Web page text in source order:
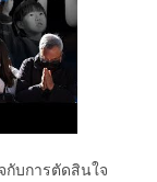
กับการตัดสินใจ